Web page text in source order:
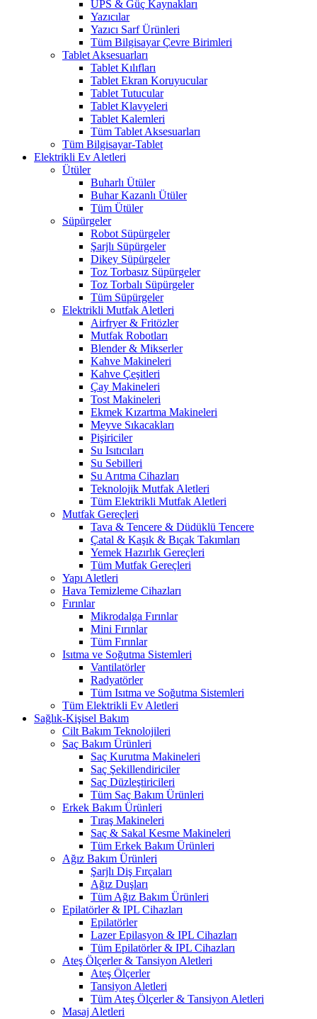
UPS & Güç Kaynakları
Yazıcılar
Yazıcı Sarf Ürünleri
Tüm Bilgisayar Çevre Birimleri
Tablet Aksesuarları
Tablet Kılıfları
Tablet Ekran Koruyucular
Tablet Tutucular
Tablet Klavyeleri
Tablet Kalemleri
Tüm Tablet Aksesuarları
Tüm Bilgisayar-Tablet
Elektrikli Ev Aletleri
Ütüler
Buharlı Ütüler
Buhar Kazanlı Ütüler
Tüm Ütüler
Süpürgeler
Robot Süpürgeler
Şarjlı Süpürgeler
Dikey Süpürgeler
Toz Torbasız Süpürgeler
Toz Torbalı Süpürgeler
Tüm Süpürgeler
Elektrikli Mutfak Aletleri
Airfryer & Fritözler
Mutfak Robotları
Blender & Mikserler
Kahve Makineleri
Kahve Çeşitleri
Çay Makineleri
Tost Makineleri
Ekmek Kızartma Makineleri
Meyve Sıkacakları
Pişiriciler
Su Isıtıcıları
Su Sebilleri
Su Arıtma Cihazları
Teknolojik Mutfak Aletleri
Tüm Elektrikli Mutfak Aletleri
Mutfak Gereçleri
Tava & Tencere & Düdüklü Tencere
Çatal & Kaşık & Bıçak Takımları
Yemek Hazırlık Gereçleri
Tüm Mutfak Gereçleri
Yapı Aletleri
Hava Temizleme Cihazları
Fırınlar
Mikrodalga Fırınlar
Mini Fırınlar
Tüm Fırınlar
Isıtma ve Soğutma Sistemleri
Vantilatörler
Radyatörler
Tüm Isıtma ve Soğutma Sistemleri
Tüm Elektrikli Ev Aletleri
Sağlık-Kişisel Bakım
Cilt Bakım Teknolojileri
Saç Bakım Ürünleri
Saç Kurutma Makineleri
Saç Şekillendiriciler
Saç Düzleştiricileri
Tüm Saç Bakım Ürünleri
Erkek Bakım Ürünleri
Tıraş Makineleri
Saç & Sakal Kesme Makineleri
Tüm Erkek Bakım Ürünleri
Ağız Bakım Ürünleri
Şarjlı Diş Fırçaları
Ağız Duşları
Tüm Ağız Bakım Ürünleri
Epilatörler & IPL Cihazları
Epilatörler
Lazer Epilasyon & IPL Cihazları
Tüm Epilatörler & IPL Cihazları
Ateş Ölçerler & Tansiyon Aletleri
Ateş Ölçerler
Tansiyon Aletleri
Tüm Ateş Ölçerler & Tansiyon Aletleri
Masaj Aletleri